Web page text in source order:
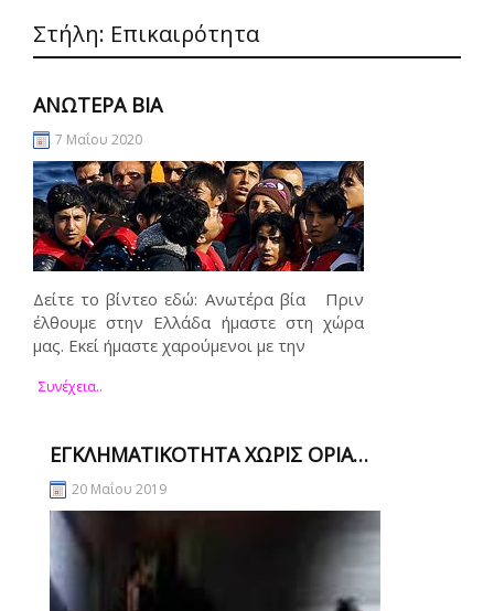
Στήλη: Επικαιρότητα
ΑΝΩΤΈΡΑ ΒΊΑ
7 Μαΐου 2020
Δείτε το βίντεο εδώ: Ανωτέρα βία Πριν
έλθουμε στην Ελλάδα ήμαστε στη χώρα
μας. Εκεί ήμαστε χαρούμενοι με την
Συνέχεια..
ΕΓΚΛΗΜΑΤΙΚΌΤΗΤΑ ΧΩΡΊΣ ΌΡΙΑ…
20 Μαΐου 2019